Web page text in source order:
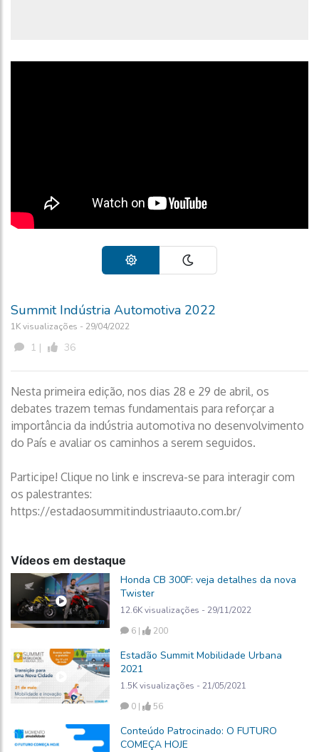
Summit Indústria Automotiva 2022
1K visualizações - 29/04/2022
1 | 36
Nesta primeira edição, nos dias 28 e 29 de abril, os
debates trazem temas fundamentais para reforçar a
importância da indústria automotiva no desenvolvimento
do País e avaliar os caminhos a serem seguidos.
Participe! Clique no link e inscreva-se para interagir com
os palestrantes:
https://estadaosummitindustriaauto.com.br/
Vídeos em destaque
Honda CB 300F: veja detalhes da nova
Twister
12.6K visualizações - 29/11/2022
6 |
200
Estadão Summit Mobilidade Urbana
2021
1.5K visualizações - 21/05/2021
0 |
56
Conteúdo Patrocinado: O FUTURO
COMEÇA HOJE